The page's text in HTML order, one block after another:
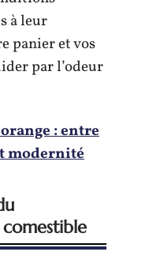
à leur
panier et vos
par l’odeur
: entre
modernité